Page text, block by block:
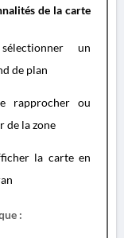
de la carte
un
de plan
rapprocher ou
de la zone
la carte en
: